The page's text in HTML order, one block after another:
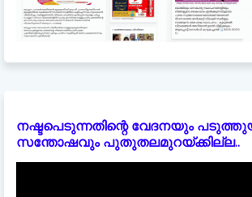
നഷ്ടപെടുന്നതിന്റെ വേദനയും
സന്തോഷവും പുതുതലമുറയ്ക്കില്ല..